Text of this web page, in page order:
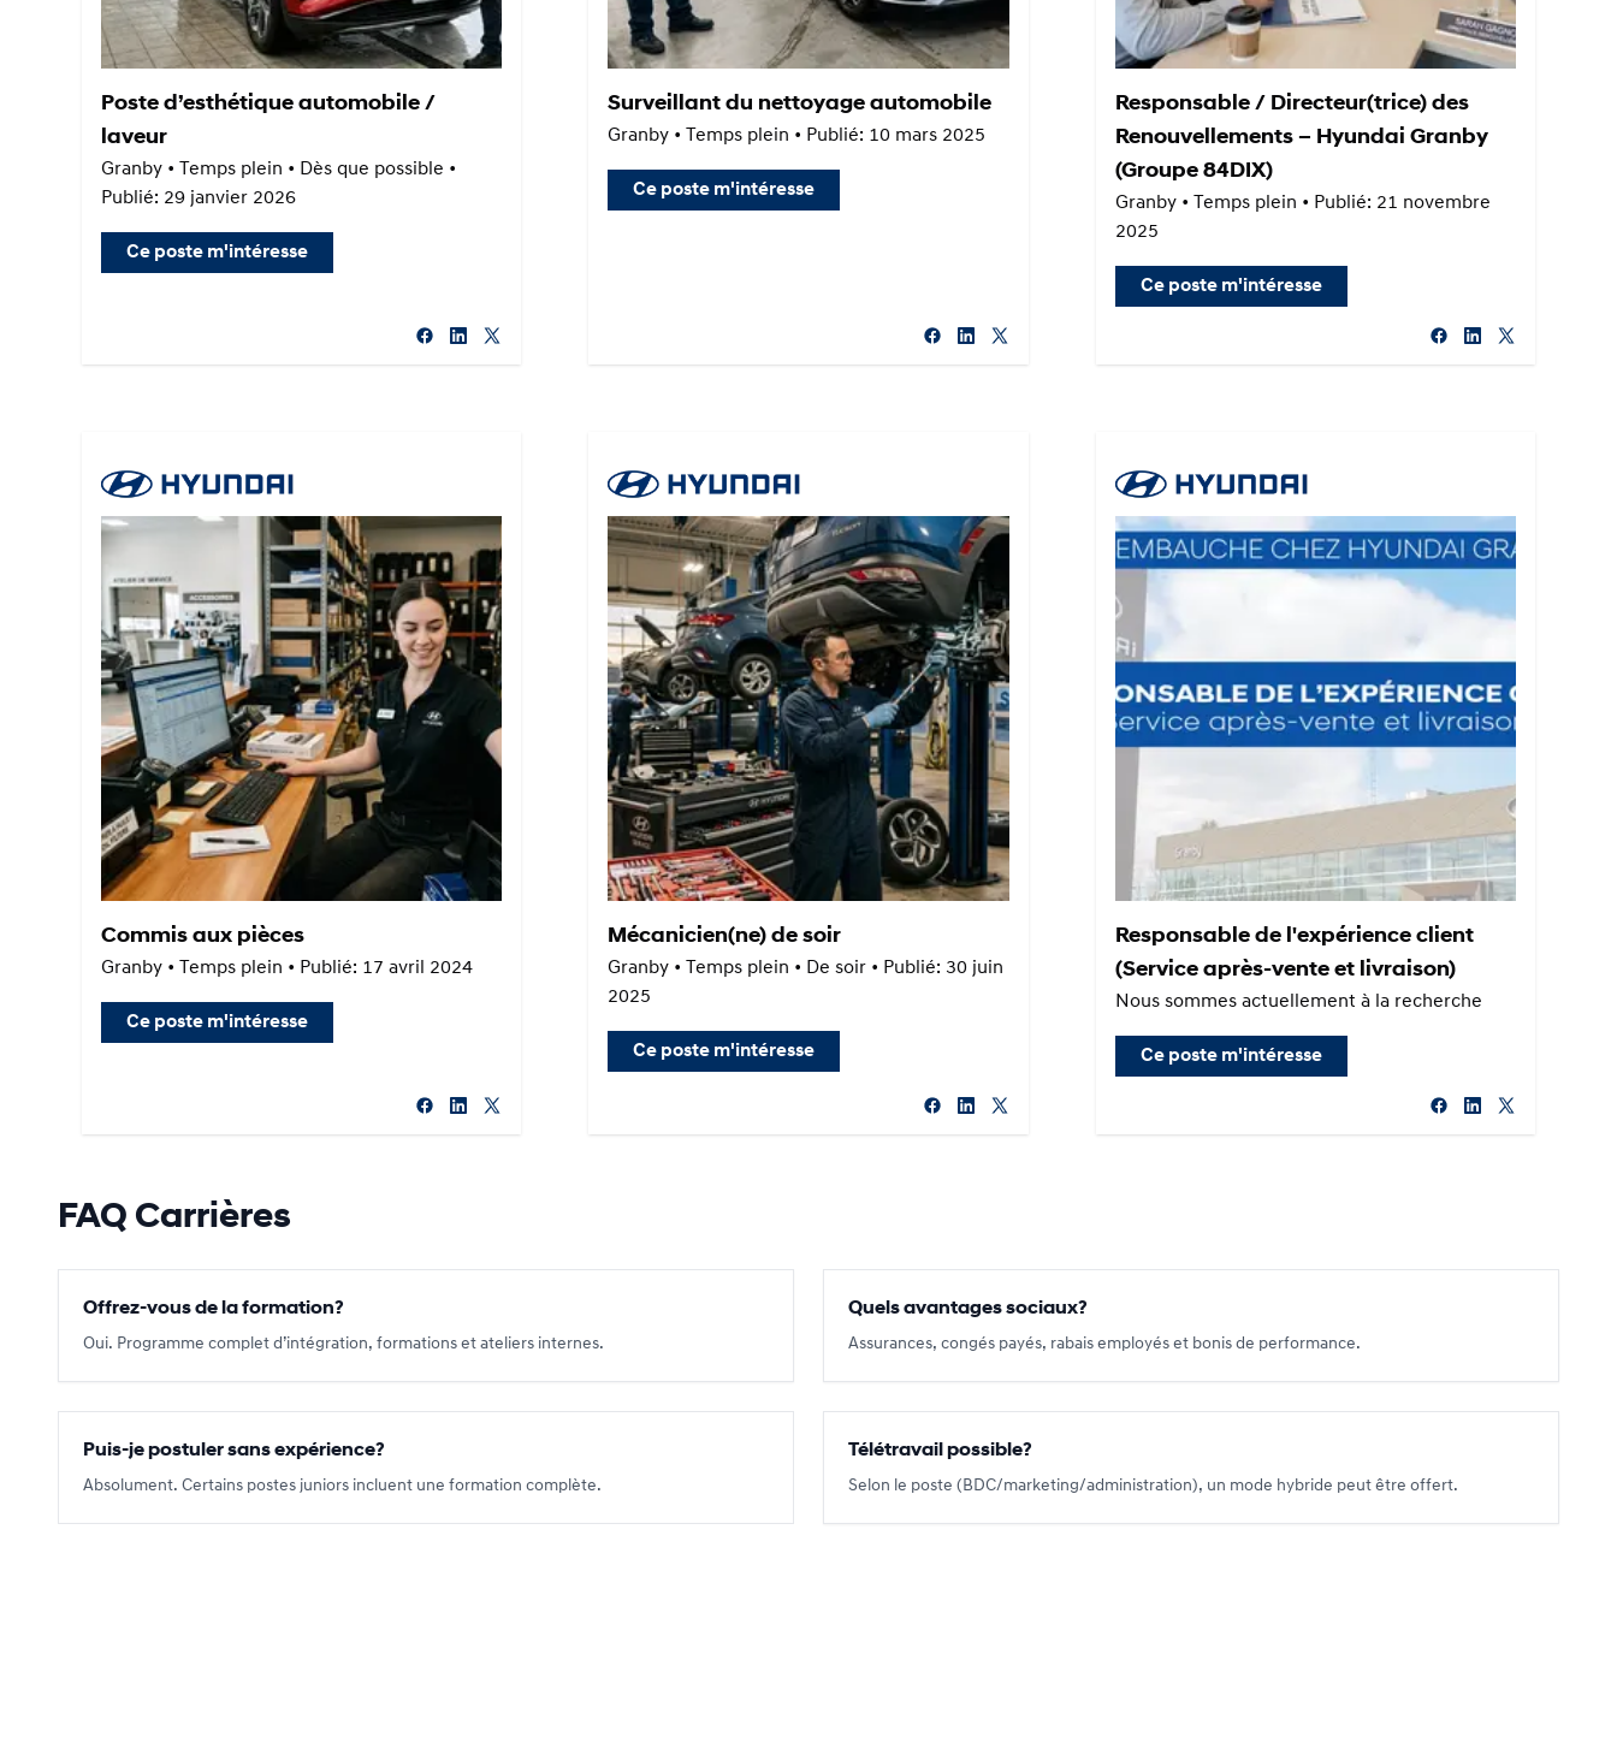
Poste d’esthétique automobile /
laveur
Granby • Temps plein • Dès que possible •
Publié: 29 janvier 2026
Ce poste m'intéresse
Surveillant du nettoyage automobile
Granby • Temps plein • Publié: 10 mars 2025
Ce poste m'intéresse
Responsable / Directeur(trice) des
Renouvellements – Hyundai Granby
(Groupe 84DIX)
Granby • Temps plein • Publié: 21 novembre
2025
Ce poste m'intéresse
Commis aux pièces
Granby • Temps plein • Publié: 17 avril 2024
Ce poste m'intéresse
Mécanicien(ne) de soir
Granby • Temps plein • De soir • Publié: 30 juin
2025
Ce poste m'intéresse
Responsable de l'expérience client
(Service après-vente et livraison)
Nous sommes actuellement à la recherche
Ce poste m'intéresse
FAQ Carrières
Offrez-vous de la formation?
Oui. Programme complet d’intégration, formations et ateliers internes.
Quels avantages sociaux?
Assurances, congés payés, rabais employés et bonis de performance.
Puis-je postuler sans expérience?
Absolument. Certains postes juniors incluent une formation complète.
Télétravail possible?
Selon le poste (BDC/marketing/administration), un mode hybride peut être offert.